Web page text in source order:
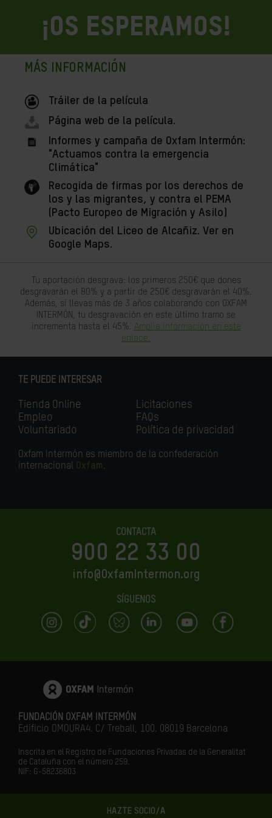
HAZTE SOCIO/A
¡OS ESPERAMOS!
MÁS INFORMACIÓN
Tráiler de la película
Página web de la película.
Informes y campaña de Oxfam Intermón:
"Actuamos contra la emergencia
Climática"
Recogida de firmas por los derechos de
los y las migrantes, y contra el PEMA
(Pacto Europeo de Migración y Asilo)
Ubicación del Liceo de Alcañiz. Ver en
Google Maps.
Tu aportación desgrava: los primeros 250€ que dones
desgravarán el 80% y a partir de 250€ desgravarán el 40%.
Además, si llevas más de 3 años colaborando con OXFAM
INTERMÓN, tu desgravación en este último tramo se
incrementa hasta el 45%. Amplia información en este
enlace.
TE PUEDE INTERESAR
Tienda Online
Empleo
Voluntariado
Licitaciones
FAQs
Política de privacidad
Oxfam Intermón es miembro de la confederación
internacional Oxfam.
CONTACTA
900 22 33 00
info@OxfamIntermon.org
SÍGUENOS
FUNDACIÓN OXFAM INTERMÓN
Edificio DMOURA4. C/ Treball, 100. 08019 Barcelona
Inscrita en el Registro de Fundaciones Privadas de la Generalitat
de Cataluña con el número 259.
NIF: G-58236803
LA IGUALDAD ES EL FUTURO